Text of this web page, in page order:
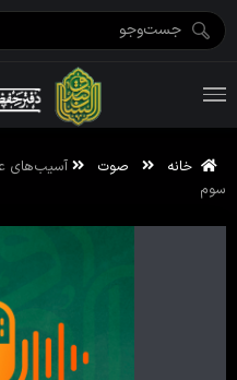
خانه صوت
آسیب‌های
سوم